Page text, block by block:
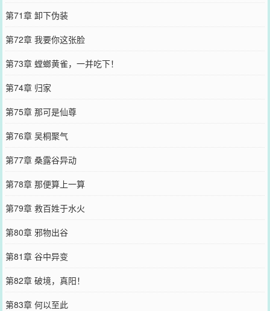
第71章 卸下伪装
第72章 我要你这张脸
第73章 螳螂黄雀，一并吃下！
第74章 归家
第75章 那可是仙尊
第76章 吴桐聚气
第77章 桑露谷异动
第78章 那便算上一算
第79章 救百姓于水火
第80章 邪物出谷
第81章 谷中异变
第82章 破境，真阳！
第83章 何以至此